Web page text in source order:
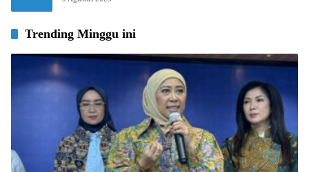
Trending Minggu ini